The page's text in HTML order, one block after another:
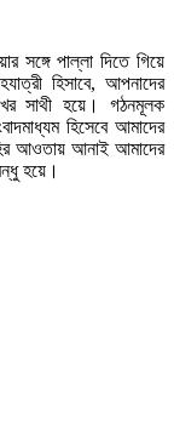
সঙ্গে পাল্লা দিতে গিয়ে
হিসাবে, আপনাদের
সাথী হয়ে। গঠনমূলক
হিসেবে আমাদের
আওতায় আনাই আমাদের
হয়ে।